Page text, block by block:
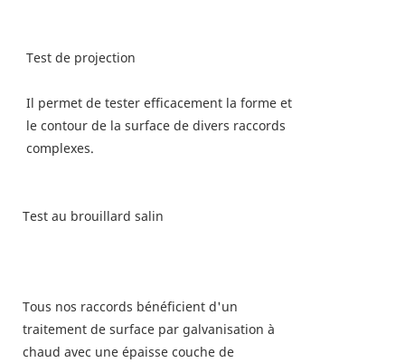
Test de projection
Il permet de tester efficacement la forme et
le contour de la surface de divers raccords
complexes.
Test au brouillard salin
Tous nos raccords bénéficient d'un
traitement de surface par galvanisation à
chaud avec une épaisse couche de